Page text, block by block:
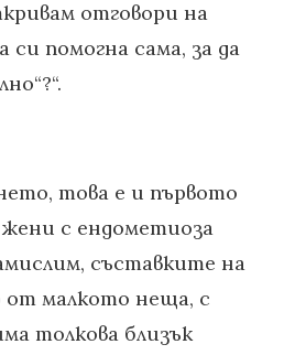
отговори на
си помогна сама, за да
това е и първото
с ендометиоза
съставките на
от малкото неща, с
толкова близък